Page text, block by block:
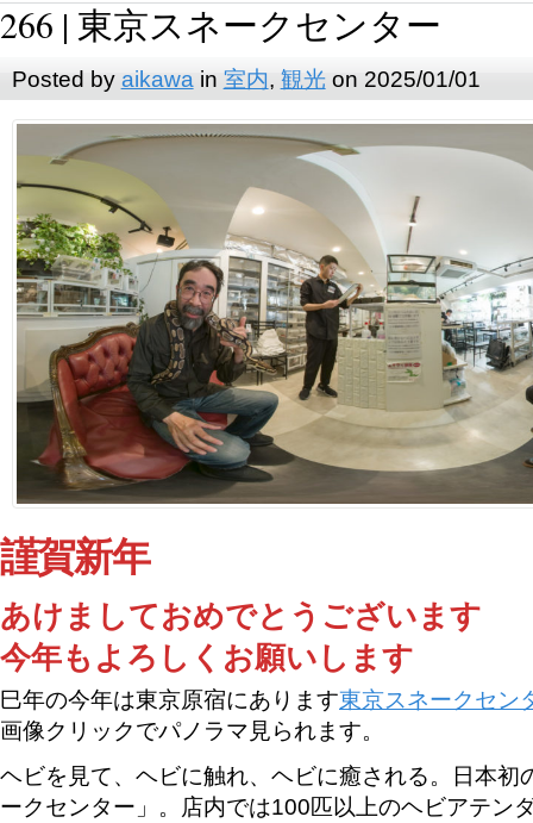
266 | 東京スネークセンター
Posted by aikawain 室内, 観光on 2025/01/01
謹賀新年
あけましておめでとうございます
今年もよろしくお願いします
巳年の今年は東京原宿にあります東京スネークセン
画像クリックでパノラマ見られます。
ヘビを見て、ヘビに触れ、ヘビに癒される。日本初
ークセンター」。店内では100匹以上のヘビアテン